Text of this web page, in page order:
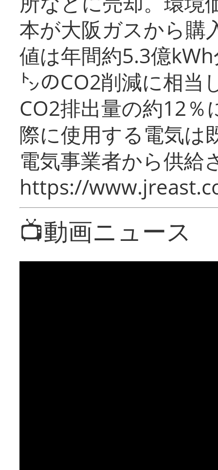
本が大阪ガスから購
値は年間約5.3億
㌧のCO2削減に相当
CO2排出量の約12％
際に使用する電気は
電気事業者から供給
https://
📺動画ニュース